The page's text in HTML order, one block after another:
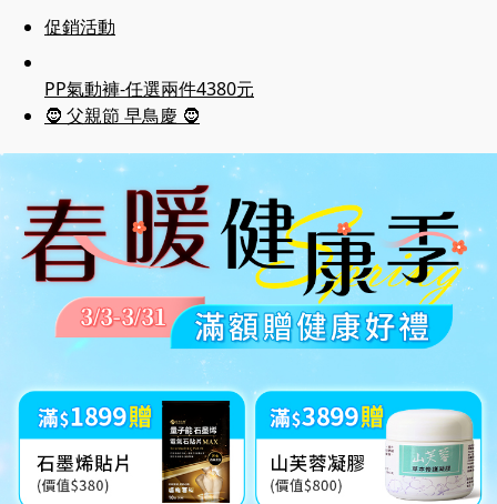
促銷活動
PP氣動褲-任選兩件4380元
🧔 父親節 早鳥慶 🧔